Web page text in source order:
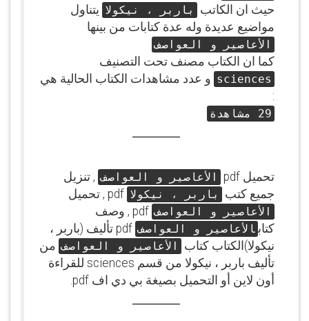
حيث ان الكاتب باربر ، نيكولا يتناول
مواضيع عديدة وله عدة كتابات من بينها
الأعاصير و العواصف
كما ان الكتاب مصنف تحت التصنيف
sciences و عدد مشاهدات الكتاب الحالية هي
:
29 مشاهدة
تحميل pdf الأعاصير و العواصف , تنزيل
جميع كتب
باربر ، نيكولا
الأعاصير و العواصف
pdf , وصف
كتاب الأعاصير و العواصف
pdf تأليف (باربر ،
نيكولا)الكتاب كتاب
الأعاصير و العواصف من
تأليف باربر ، نيكولا من قسم sciences للقراءة
أون لاين أو التحميل بصيغة بي دي اف pdf.